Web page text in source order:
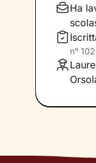
Un
Ha
n°